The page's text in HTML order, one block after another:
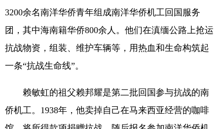
3200余名南洋华侨青年组成南洋华侨机工回国服务
团，其中海南籍华侨800余人。他们在滇缅公路上抢运
抗战物资，组装、维护车辆等，用热血和生命构筑起
一条“抗战生命线”。
赖敏虹的祖父赖邦耀是第二批回国参与抗战的南
侨机工。1938年，他卖掉自己在马来西亚经营的咖啡